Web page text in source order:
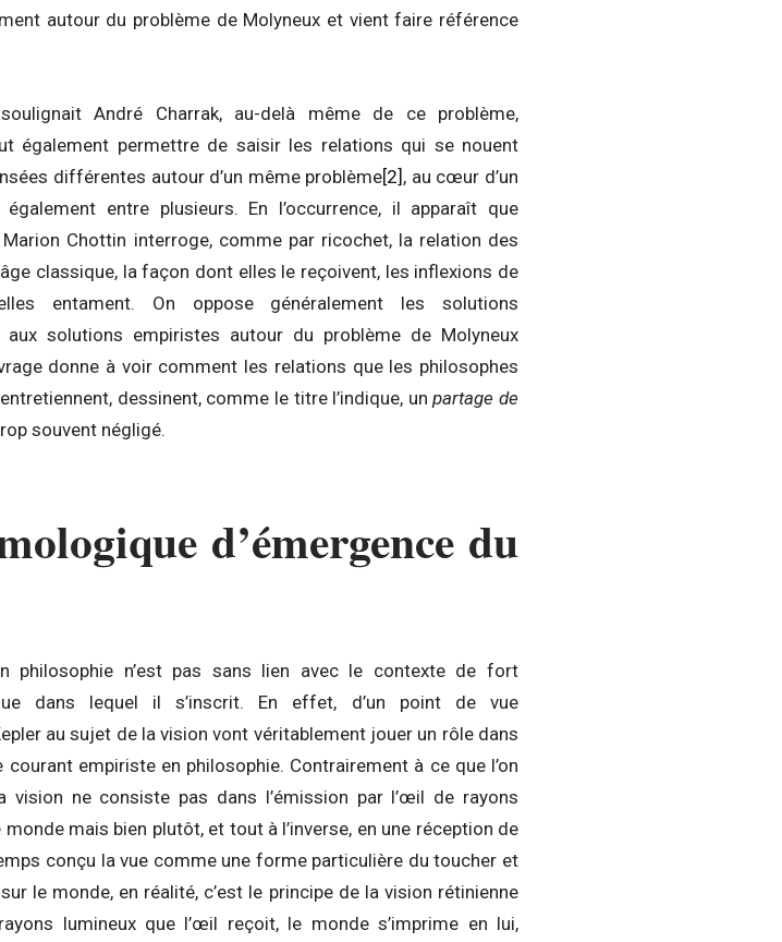
autour du problème de Molyneux et vient faire référence
André Charrak, au-delà même de ce problème,
également permettre de saisir les relations qui se nouent
différentes autour d’un même problème[2] , au cœur d’un
entre plusieurs. En l’occurrence, il apparaît que
Marion Chottin interroge, comme par ricochet, la relation des
classique, la façon dont elles le reçoivent, les inflexions de
entament. On oppose généralement les solutions
aux solutions empiristes autour du problème de Molyneux
donne à voir comment les relations que les philosophes
dessinent, comme le titre l’indique, unpartage de
souvent négligé.
d’émergence du
philosophie n’est pas sans lien avec le contexte de fort
dans lequel il s’inscrit. En effet, d’un point de vue
au sujet de la vision vont véritablement jouer un rôle dans
courant empiriste en philosophie. Contrairement à ce que l’on
vision ne consiste pas dans l’émission par l’œil de rayons
mais bien plutôt, et tout à l’inverse, en une réception de
conçu la vue comme une forme particulière du toucher et
le monde, en réalité, c’est le principe de la vision rétinienne
lumineux que l’œil reçoit, le monde s’imprime en lui,